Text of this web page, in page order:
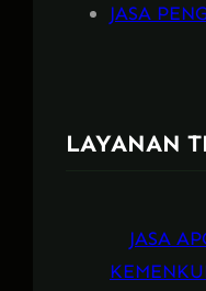
JASA
LAYANAN
JASA